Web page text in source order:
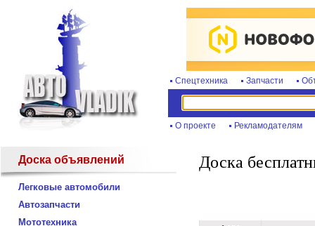
Спецтехника Запчасти
О проекте Рекламодателям
Доска объявлений
Легковые автомобили
Автозапчасти
Мототехника
Доска